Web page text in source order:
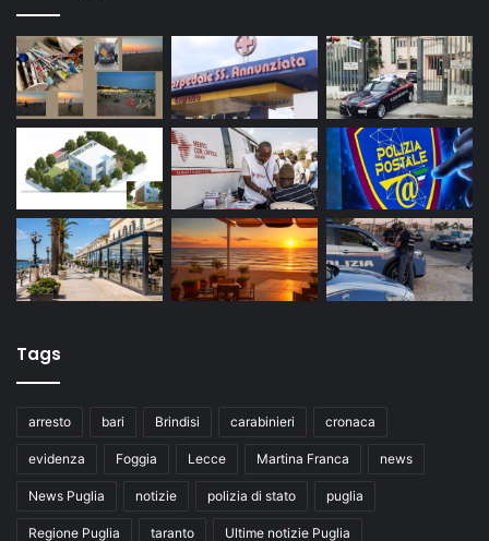
Tags
arresto bari Brindisi carabinieri cronaca
evidenza Foggia Lecce Martina Franca news
News Puglia notizie polizia di stato puglia
Regione Puglia taranto Ultime notizie Puglia